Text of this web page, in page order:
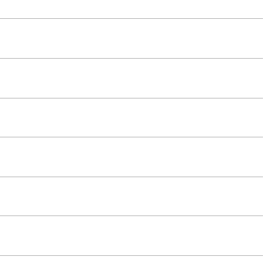
浮気調査地域